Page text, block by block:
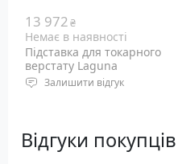
13 972 ₴
Немає в наявності
Підставка для токарного
верстату Laguna
MLAREVO1836-220
Залишити відгук
Сумісність: токарний
верстат Laguna
Відгуки покупців